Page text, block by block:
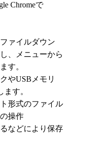
Chromeで
ァイルダウン
メニューから
す。
USBメモリ
す。
形式のファイル
操作
どにより保存